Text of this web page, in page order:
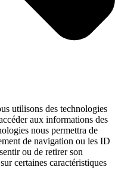
utilisons des technologies
aux informations des
nous permettra de
de navigation ou les ID
ou de retirer son
certaines caractéristiques